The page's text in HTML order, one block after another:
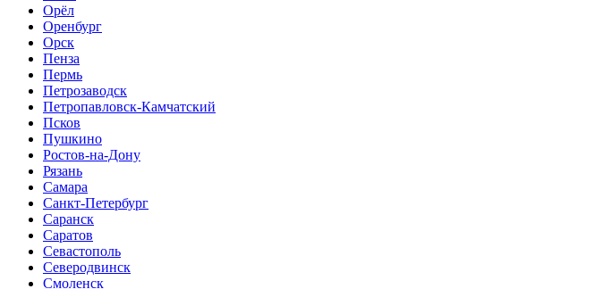
Орёл
Оренбург
Орск
Пенза
Пермь
Петрозаводск
Петропавловск-Камчатский
Псков
Пушкино
Ростов-на-Дону
Рязань
Самара
Санкт-Петербург
Саранск
Саратов
Севастополь
Северодвинск
Смоленск